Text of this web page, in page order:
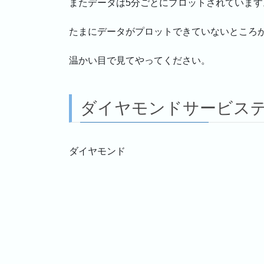
またデータは5分ごとにプロットされています
たまにデータがプロットできていないところ
温かい目で見てやってください。
ダイヤモンドサービス
ダイヤモンド